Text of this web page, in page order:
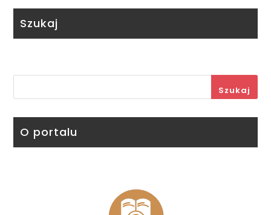
Szukaj
Szukaj
O portalu